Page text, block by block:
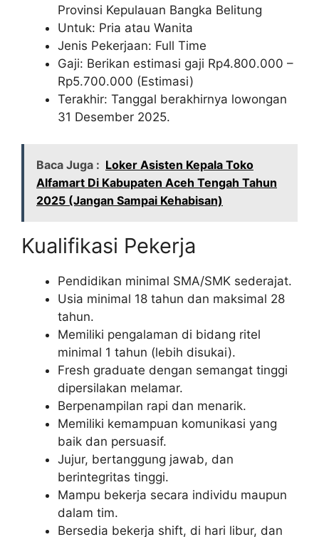
Provinsi Kepulauan Bangka Belitung
Untuk: Pria atau Wanita
Jenis Pekerjaan: Full Time
Gaji: Berikan estimasi gaji Rp4.800.000 –
Rp5.700.000 (Estimasi)
Terakhir: Tanggal berakhirnya lowongan
31 Desember 2025.
Baca Juga : Loker Asisten Kepala Toko
Alfamart Di Kabupaten Aceh Tengah Tahun
2025 (Jangan Sampai Kehabisan)
Kualifikasi Pekerja
Pendidikan minimal SMA/SMK sederajat.
Usia minimal 18 tahun dan maksimal 28
tahun.
Memiliki pengalaman di bidang ritel
minimal 1 tahun (lebih disukai).
Fresh graduate dengan semangat tinggi
dipersilakan melamar.
Berpenampilan rapi dan menarik.
Memiliki kemampuan komunikasi yang
baik dan persuasif.
Jujur, bertanggung jawab, dan
berintegritas tinggi.
Mampu bekerja secara individu maupun
dalam tim.
Bersedia bekerja shift, di hari libur, dan